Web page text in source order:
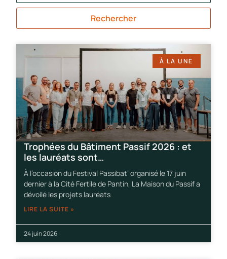
Rechercher
À LA UNE
Trophées du Bâtiment Passif 2026 : et
les lauréats sont…
À l’occasion du Festival Passibat’ organisé le 17 juin
dernier à la Cité Fertile de Pantin, La Maison du Passif a
dévoilé les projets lauréats
LIRE LA SUITE »
24 juin 2026